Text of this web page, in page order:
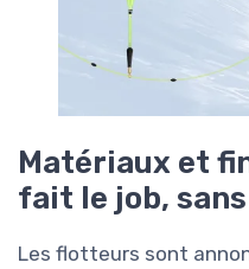
Matériaux et
fait le job,
Les flotteurs sont